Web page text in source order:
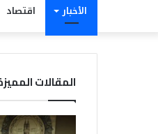
الأخبار اقتصاد
المقالات